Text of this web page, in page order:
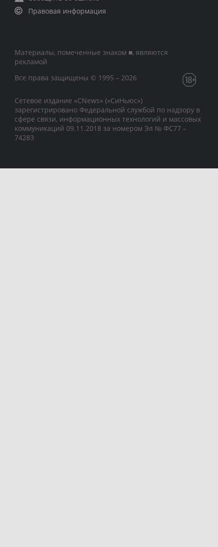
Правовая информация
Материалы, помеченные знаком ■, являются
рекламой
Все права защищены © 1995 – 2026
Сетевое издание «CNews» («СиНьюс»)
зарегистрировано Федеральной службой по надзору в
сфере связи, информационных технологий и массовых
коммуникаций 09.11.2018 за номером Эл № ФС77 –
74283